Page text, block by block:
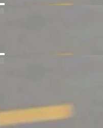
和...
：吞吐量提升 41%，每 token
是听清，而是真正听懂。通过
话，方言识别覆盖粤语、吴语
性修复版本。 Changes/fixe
现的几个问题 为避免音频加
的音频格式将被拒绝 修复了 C
中可能存在的问题 如果表单中
Notes，他利用 AI 工具（如 Co
于尚未正式发版的 PG 19，则
内（从 PG 18 Beta1 时间点
的日常工作、家务、社交生活
间。" 这是 libexpat 维护者 S